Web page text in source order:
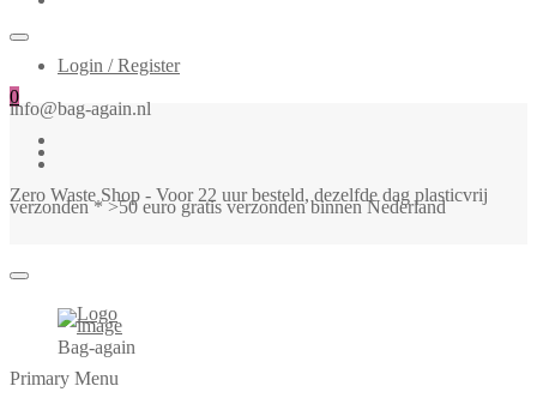
Login / Register
0
info@bag-again.nl
Zero Waste Shop - Voor 22 uur besteld, dezelfde dag plasticvrij
verzonden * >50 euro gratis verzonden binnen Nederland
Bag-again
Primary Menu